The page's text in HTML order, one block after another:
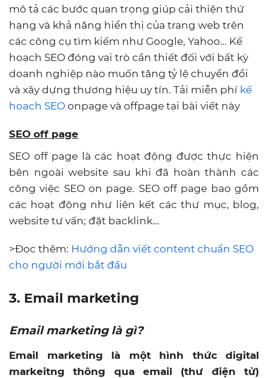
mô tả các bước quan trọng giúp cải thiện thứ
hạng và khả năng hiển thị của trang web trên
các công cụ tìm kiếm như Google, Yahoo… Kế
hoạch SEO đóng vai trò cần thiết đối với bất kỳ
doanh nghiệp nào muốn tăng tỷ lệ chuyển đổi
và xây dựng thương hiệu uy tín. Tải miễn phí kế
hoạch SEO onpage và offpage tại bài viết này
SEO off page
SEO off page là các hoạt động được thực hiện
bên ngoài website sau khi đã hoàn thành các
công việc SEO on page. SEO off page bao gồm
các hoạt động như liên kết các thư mục, blog,
website tư vấn; đặt backlink…
>Đọc thêm: Hướng dẫn viết content chuẩn SEO
cho người mới bắt đầu
3. Email marketing
Email marketing là gì?
Email marketing là một hình thức digital
markeitng thông qua email (thư điện tử)